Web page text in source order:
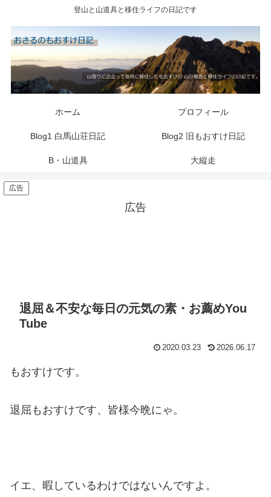
登山と山道具と移住ライフの日記です
ホーム プロフィール
Blog1 白馬山荘日記 Blog2 旧もおすけ日記
B・山道具 大縦走
広告
広告
退屈＆不安な毎日の元気の素・お薦めYou
Tube
2020.03.23 2026.06.17
もおすけです。
退屈もおすけです、皆様今晩にゃ。
イエ、暇しているわけではないんですよ。